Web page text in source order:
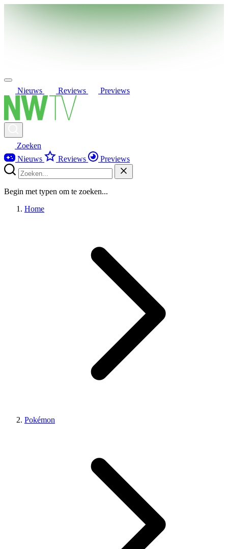
Nieuws Reviews Previews
Zoeken
Nieuws
Reviews Previews
Begin met typen om te zoeken...
Home
Pokémon